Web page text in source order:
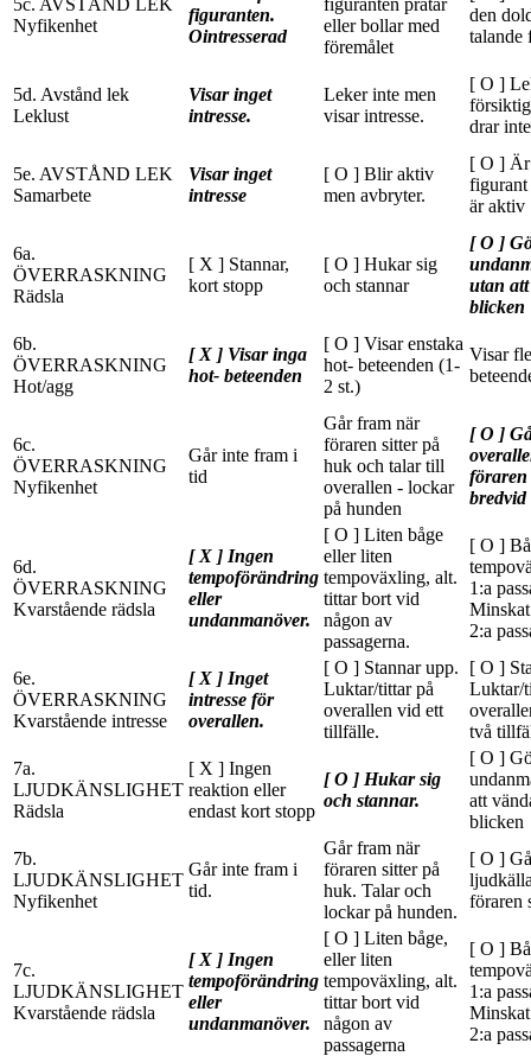
Nyfikenhet
figuranten.
Ointresserad
eller bollar med
föremålet
den
talande
5d. Avstånd lek
Leklust
Visar inget
intresse.
Leker inte men
visar intresse.
[ O ]
drar
5e. AVSTÅND LEK
Samarbete
Visar inget
intresse
[ O ] Blir aktiv
men avbryter.
[ O ]
figurant
är aktiv
6a.
ÖVERRASKNING
Rädsla
[ X ] Stannar,
kort stopp
[ O ] Hukar sig
och stannar
[ O ]
utan
blicken
6b.
ÖVERRASKNING
Hot/agg
[ X ] Visar inga
hot- beteenden
[ O ] Visar enstaka
hot- beteenden (1-
2 st.)
Visar
6c.
ÖVERRASKNING
Nyfikenhet
Går inte fram i
tid
Går fram när
föraren sitter på
huk och talar till
overallen - lockar
på hunden
[ O ]
föraren
bredvid
6d.
ÖVERRASKNING
Kvarstående rädsla
[ X ] Ingen
tempoförändring
eller
undanmanöver.
[ O ] Liten båge
eller liten
tempoväxling, alt.
tittar bort vid
någon av
passagerna.
[ O ]
1:a
2:a
6e.
ÖVERRASKNING
Kvarstående intresse
[ X ] Inget
intresse för
overallen.
[ O ] Stannar upp.
Luktar/tittar på
overallen vid ett
tillfälle.
[ O ]
Luktar/
två
7a.
LJUDKÄNSLIGHET
Rädsla
[ X ] Ingen
reaktion eller
endast kort stopp
[ O ] Hukar sig
och stannar.
[ O ]
att
blicken
7b.
LJUDKÄNSLIGHET
Nyfikenhet
Går inte fram i
tid.
Går fram när
föraren sitter på
huk. Talar och
lockar på hunden.
[ O ]
föraren
7c.
LJUDKÄNSLIGHET
Kvarstående rädsla
[ X ] Ingen
tempoförändring
eller
undanmanöver.
[ O ] Liten båge,
eller liten
tempoväxling, alt.
tittar bort vid
någon av
passagerna
[ O ]
1:a
2:a